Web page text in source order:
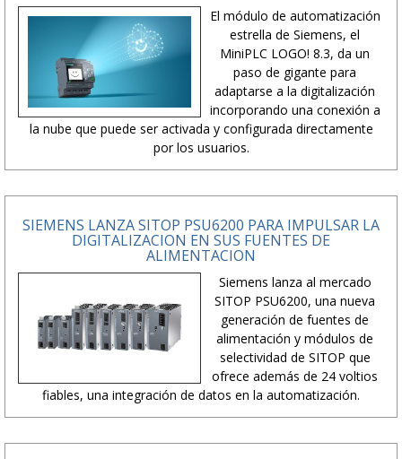
El módulo de automatización
estrella de Siemens, el
MiniPLC LOGO! 8.3, da un
paso de gigante para
adaptarse a la digitalización
incorporando una conexión a
la nube que puede ser activada y configurada directamente
por los usuarios.
SIEMENS LANZA SITOP PSU6200 PARA IMPULSAR LA
DIGITALIZACION EN SUS FUENTES DE
ALIMENTACION
Siemens lanza al mercado
SITOP PSU6200, una nueva
generación de fuentes de
alimentación y módulos de
selectividad de SITOP que
ofrece además de 24 voltios
fiables, una integración de datos en la automatización.